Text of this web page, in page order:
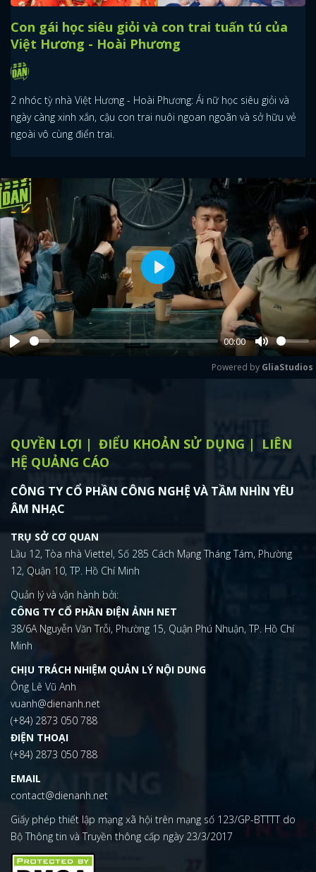
Con gái học siêu giỏi và con trai tuấn tú của
Việt Hương - Hoài Phương
2 nhóc tỳ nhà Việt Hương - Hoài Phương: Ái nữ học siêu giỏi và
ngày càng xinh xắn, cậu con trai nuôi ngoan ngoãn và sở hữu vẻ
ngoài vô cùng điển trai.
Play
00:00
Mute
Play
Powered by GliaStudios
QUYỀN LỢI ĐIỂU KHOẢN SỬ DỤNG
LIÊN
HỆ QUẢNG CÁO
CÔNG TY CỔ PHẦN CÔNG NGHỆ VÀ TẦM NHÌN YÊU
ÂM NHẠC
TRỤ SỞ CƠ QUAN
Lầu 12, Tòa nhà Viettel, Số 285 Cách Mạng Tháng Tám, Phường
12, Quận 10, TP. Hồ Chí Minh
Quản lý và vận hành bởi:
CÔNG TY CỔ PHẦN ĐIỆN ẢNH NET
38/6A Nguyễn Văn Trỗi, Phường 15, Quận Phú Nhuận, TP. Hồ Chí
Minh
CHỊU TRÁCH NHIỆM QUẢN LÝ NỘI DUNG
Ông Lê Vũ Anh
vuanh@dienanh.net
(+84) 2873 050 788
ĐIỆN THOẠI
(+84) 2873 050 788
EMAIL
contact@dienanh.net
Giấy phép thiết lập mạng xã hội trên mạng số 123/GP-BTTTT do
Bộ Thông tin và Truyền thông cấp ngày 23/3/2017